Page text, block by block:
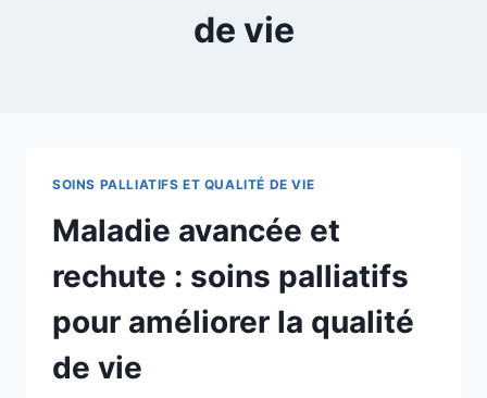
de vie
SOINS PALLIATIFS ET QUALITÉ DE VIE
Maladie avancée et
rechute : soins palliatifs
pour améliorer la qualité
de vie